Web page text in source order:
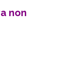
non